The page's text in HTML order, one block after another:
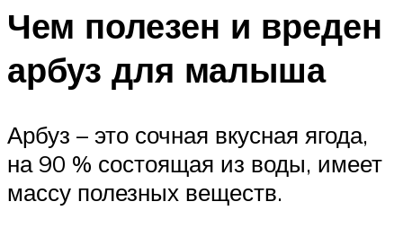
Чем полезен и вреден
арбуз для малыша
Арбуз – это сочная вкусная ягода,
на 90 % состоящая из воды, имеет
массу полезных веществ.